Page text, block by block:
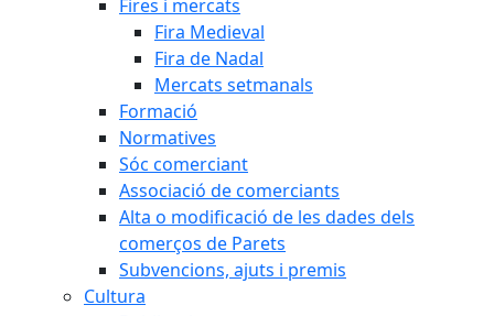
Fires i mercats
Fira Medieval
Fira de Nadal
Mercats setmanals
Formació
Normatives
Sóc comerciant
Associació de comerciants
Alta o modificació de les dades dels
comerços de Parets
Subvencions, ajuts i premis
Cultura